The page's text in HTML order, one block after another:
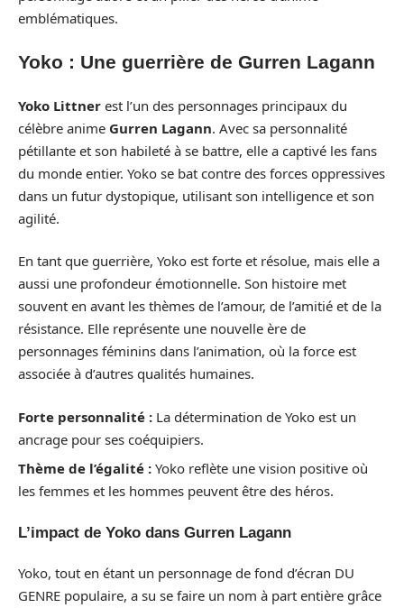
emblématiques.
Yoko : Une guerrière de Gurren Lagann
Yoko Littner est l’un des personnages principaux du
célèbre anime Gurren Lagann. Avec sa personnalité
pétillante et son habileté à se battre, elle a captivé les fans
du monde entier. Yoko se bat contre des forces oppressives
dans un futur dystopique, utilisant son intelligence et son
agilité.
En tant que guerrière, Yoko est forte et résolue, mais elle a
aussi une profondeur émotionnelle. Son histoire met
souvent en avant les thèmes de l’amour, de l’amitié et de la
résistance. Elle représente une nouvelle ère de
personnages féminins dans l’animation, où la force est
associée à d’autres qualités humaines.
Forte personnalité : La détermination de Yoko est un
ancrage pour ses coéquipiers.
Thème de l’égalité : Yoko reflète une vision positive où
les femmes et les hommes peuvent être des héros.
L’impact de Yoko dans Gurren Lagann
Yoko, tout en étant un personnage de fond d’écran DU
GENRE populaire, a su se faire un nom à part entière grâce